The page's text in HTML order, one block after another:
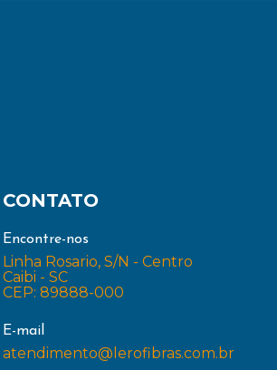
CONTATO
Encontre-nos
Linha Rosario, S/N - Centro
Caibi - SC
CEP: 89888-000
E-mail
atendimento@lerofibras.com.br